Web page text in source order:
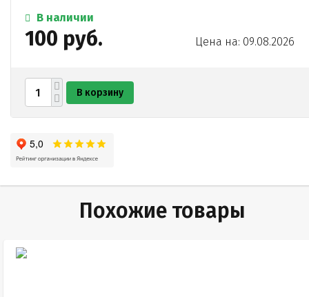
В наличии
100 руб. Цена на: 09.08.2026
В корзину
Похожие товары